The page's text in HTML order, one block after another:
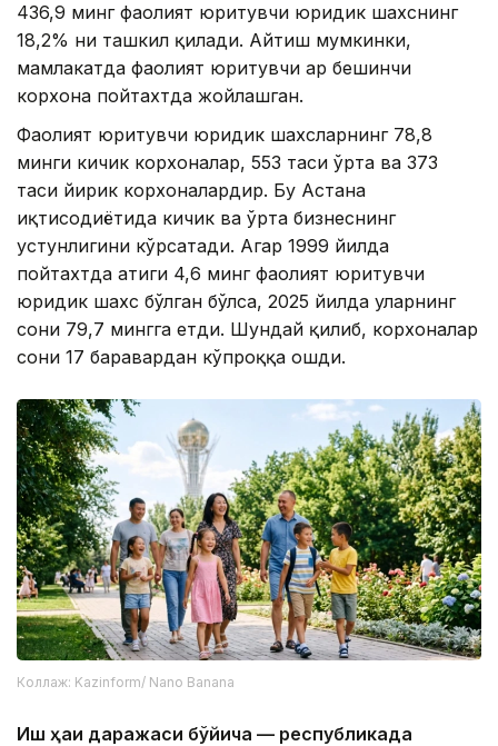
436,9 минг фаолият юритувчи юридик шахснинг
18,2% ни ташкил қилади. Айтиш мумкинки,
мамлакатда фаолият юритувчи ҳар бешинчи
корхона пойтахтда жойлашган.
Фаолият юритувчи юридик шахсларнинг 78,8
минги кичик корхоналар, 553 таси ўрта ва 373
таси йирик корхоналардир. Бу Астана
иқтисодиётида кичик ва ўрта бизнеснинг
устунлигини кўрсатади. Агар 1999 йилда
пойтахтда атиги 4,6 минг фаолият юритувчи
юридик шахс бўлган бўлса, 2025 йилда уларнинг
сони 79,7 мингга етди. Шундай қилиб, корхоналар
сони 17 баравардан кўпроққа ошди.
Коллаж: Kazinform/ Nano Banana
Иш ҳақи даражаси бўйича — республикада